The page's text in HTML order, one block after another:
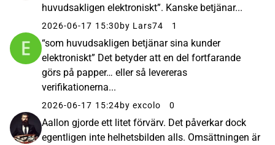
huvudsakligen elektroniskt”. Kanske betjänar...
2026-06-17 15:30 by Lars74 1
“som huvudsakligen betjänar sina kunder
elektroniskt” Det betyder att en del fortfarande
görs på papper… eller så levereras
verifikationerna...
2026-06-17 15:24by excolo 0
Aallon gjorde ett litet förvärv. Det påverkar dock
egentligen inte helhetsbilden alls. Omsättningen är